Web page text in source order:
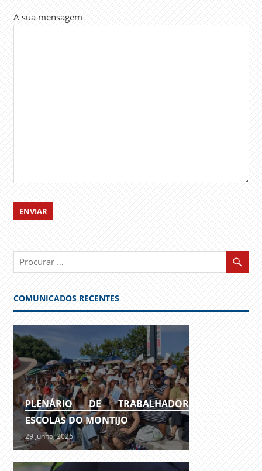
A sua mensagem
COMUNICADOS RECENTES
PLENÁRIO DE TRABALHADORES DAS
ESCOLAS DO MONTIJO
29 Junho, 2026